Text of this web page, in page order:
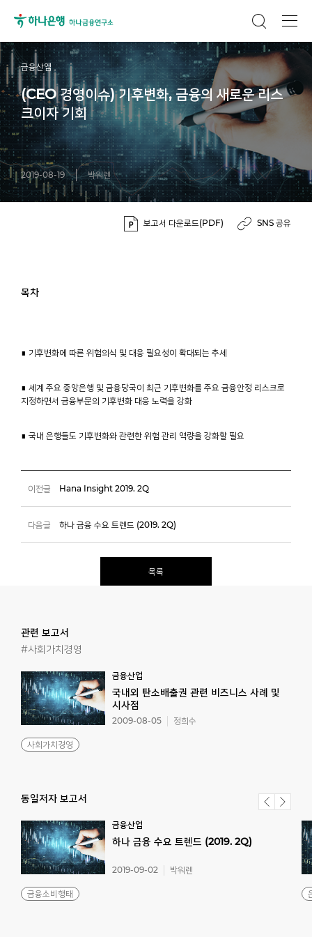
금융산업
(CEO 경영이슈) 기후변화, 금융의 새로운 리스
크이자 기회
2019-08-19 박워렌
보고서 다운로드(PDF) SNS 공유
목차
∎ 기후변화에 따른 위험의식 및 대응 필요성이 확대되는 추세
∎ 세계 주요 중앙은행 및 금융당국이 최근 기후변화를 주요 금융안정 리스크로
지정하면서 금융부문의 기후변화 대응 노력을 강화
∎ 국내 은행들도 기후변화와 관련한 위험 관리 역량을 강화할 필요
이전글 Hana Insight 2019. 2Q
다음글 하나 금융 수요 트렌드 (2019. 2Q)
목록
관련 보고서
#사회가치경영
금융산업
국내외 탄소배출권 관련 비즈니스 사례 및
시사점
사회가치경영
2009-08-05 정희수
동일저자 보고서
금융산업
하나 금융 수요 트렌드 (2019. 2Q)
금융소비행태
2019-09-02 박워렌